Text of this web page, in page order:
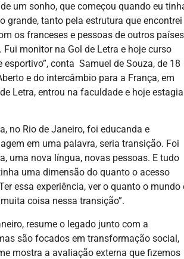
um sonho, que começou quando eu
grande, tanto pela estrutura que encontrei
os franceses e pessoas de outros
monitor na Gol de Letra e hoje curso
conta Samuel de Souza, de 18
e do intercâmbio para a França, em
Letra, entrou na faculdade e hoje estagia
no Rio de Janeiro, foi educanda e
em uma palavra, seria transição. Foi
uma nova língua, novas pessoas. E tudo
uma dimensão do quanto o acesso
essa experiência, ver o quanto o mundo
coisa nessa transição”.
resume o legado junto com a
são focados em transformação social,
mostra a avaliação externa que fizemos